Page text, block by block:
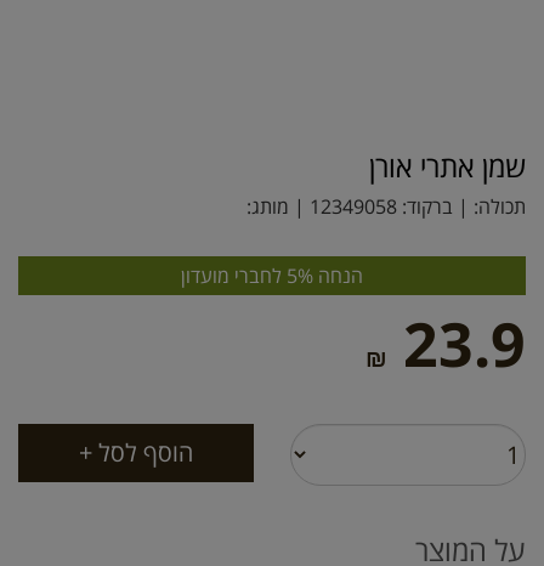
שמן אתרי אורן
תכולה: | ברקוד: 12349058 | מותג:
הנחה 5% לחברי מועדון
23.9
₪
על המוצר